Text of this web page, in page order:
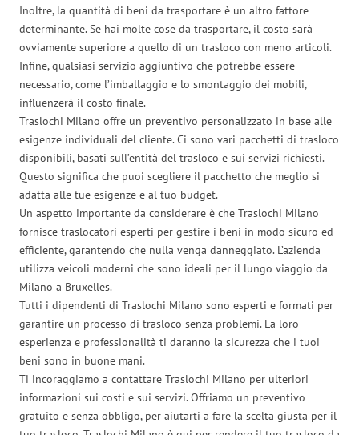
Inoltre, la quantità di beni da trasportare è un altro fattore
determinante. Se hai molte cose da trasportare, il costo sarà
ovviamente superiore a quello di un trasloco con meno articoli.
Infine, qualsiasi servizio aggiuntivo che potrebbe essere
necessario, come l’imballaggio e lo smontaggio dei mobili,
influenzerà il costo finale.
Traslochi Milano offre un preventivo personalizzato in base alle
esigenze individuali del cliente. Ci sono vari pacchetti di trasloco
disponibili, basati sull’entità del trasloco e sui servizi richiesti.
Questo significa che puoi scegliere il pacchetto che meglio si
adatta alle tue esigenze e al tuo budget.
Un aspetto importante da considerare è che Traslochi Milano
fornisce traslocatori esperti per gestire i beni in modo sicuro ed
efficiente, garantendo che nulla venga danneggiato. L’azienda
utilizza veicoli moderni che sono ideali per il lungo viaggio da
Milano a Bruxelles.
Tutti i dipendenti di Traslochi Milano sono esperti e formati per
garantire un processo di trasloco senza problemi. La loro
esperienza e professionalità ti daranno la sicurezza che i tuoi
beni sono in buone mani.
Ti incoraggiamo a contattare Traslochi Milano per ulteriori
informazioni sui costi e sui servizi. Offriamo un preventivo
gratuito e senza obbligo, per aiutarti a fare la scelta giusta per il